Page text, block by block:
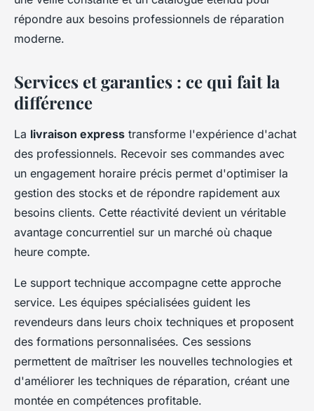
répondre aux besoins professionnels de réparation
moderne.
Services et garanties : ce qui fait la
différence
La livraison express transforme l'expérience d'achat
des professionnels. Recevoir ses commandes avec
un engagement horaire précis permet d'optimiser la
gestion des stocks et de répondre rapidement aux
besoins clients. Cette réactivité devient un véritable
avantage concurrentiel sur un marché où chaque
heure compte.
Le support technique accompagne cette approche
service. Les équipes spécialisées guident les
revendeurs dans leurs choix techniques et proposent
des formations personnalisées. Ces sessions
permettent de maîtriser les nouvelles technologies et
d'améliorer les techniques de réparation, créant une
montée en compétences profitable.